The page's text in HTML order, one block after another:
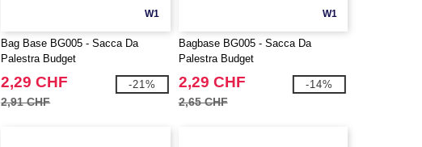
W1
Bag Base BG005 - Sacca Da
Palestra Budget
2,29 CHF
2,91 CHF
-21%
W1
Bagbase BG005 - Sacca Da
Palestra Budget
2,29 CHF
2,65 CHF
-14%